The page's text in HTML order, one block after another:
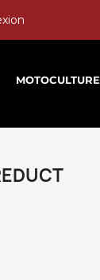
MOTOCULTURE